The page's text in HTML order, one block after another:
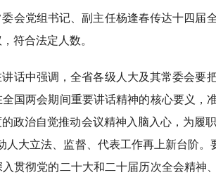
会党组书记、副主任杨逢春传达十四届
符合法定人数。
话中强调，全省各级人大及其常委会要
国两会期间重要讲话精神的核心要义，
的政治自觉推动会议精神入脑入心，为
人大立法、监督、代表工作再上新台阶
贯彻党的二十大和二十届历次全会精神